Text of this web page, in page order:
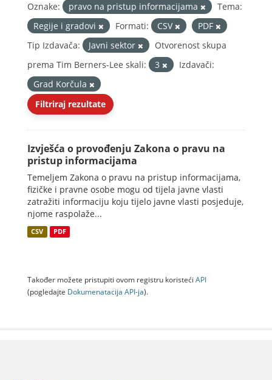
Oznake: pravo na pristup informacijama
Tema:
Regije i gradovi
Formati: CSV
PDF
Tip Izdavača:
Javni sektor
Otvorenost skupa
prema Tim Berners-Lee skali:
3
Izdavači:
Grad Korčula
Filtriraj rezultate
Izvješća o provođenju Zakona o pravu na
pristup informacijama
Temeljem Zakona o pravu na pristup informacijama,
fizičke i pravne osobe mogu od tijela javne vlasti
zatražiti informaciju koju tijelo javne vlasti posjeduje,
njome raspolaže...
CSV PDF
Također možete pristupiti ovom registru koristeći API
(pogledajte Dokumenаtаcijа API-jа).